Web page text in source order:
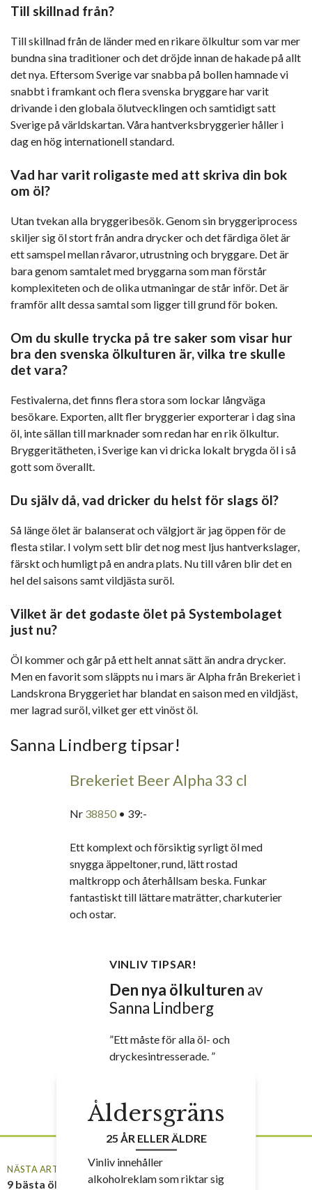
Till skillnad från?
Till skillnad från de länder med en rikare ölkultur som var mer
bundna sina traditioner och det dröjde innan de hakade på allt
det nya. Eftersom Sverige var snabba på bollen hamnade vi
snabbt i framkant och flera svenska bryggare har varit
drivande i den globala ölutvecklingen och samtidigt satt
Sverige på världskartan. Våra hantverksbryggerier håller i
dag en hög internationell standard.
Vad har varit roligaste med att skriva din bok
om öl?
Utan tvekan alla bryggeribesök. Genom sin bryggeriprocess
skiljer sig öl stort från andra drycker och det färdiga ölet är
ett samspel mellan råvaror, utrustning och bryggare. Det är
bara genom samtalet med bryggarna som man förstår
komplexiteten och de olika utmaningar de står inför. Det är
framför allt dessa samtal som ligger till grund för boken.
Om du skulle trycka på tre saker som visar hur
bra den svenska ölkulturen är, vilka tre skulle
det vara?
Festivalerna, det finns flera stora som lockar långväga
besökare. Exporten, allt fler bryggerier exporterar i dag sina
öl, inte sällan till marknader som redan har en rik ölkultur.
Bryggeritätheten, i Sverige kan vi dricka lokalt brygda öl i så
gott som överallt.
Du själv då, vad dricker du helst för slags öl?
Så länge ölet är balanserat och välgjort är jag öppen för de
flesta stilar. I volym sett blir det nog mest ljus hantverkslager,
färskt och humligt på en andra plats. Nu till våren blir det en
hel del saisons samt vildjästa suröl.
Vilket är det godaste ölet på Systembolaget
just nu?
Öl kommer och går på ett helt annat sätt än andra drycker.
Men en favorit som släppts nu i mars är Alpha från Brekeriet i
Landskrona Bryggeriet har blandat en saison med en vildjäst,
mer lagrad suröl, vilket ger ett vinöst öl.
Sanna Lindberg tipsar!
Brekeriet Beer Alpha 33 cl
Nr 38850 • 39:-
Ett komplext och försiktig syrligt öl med
snygga äppeltoner, rund, lätt rostad
maltkropp och återhållsam beska. Funkar
fantastiskt till lättare maträtter, charkuterier
och ostar.
VINLIV TIPSAR!
Den nya ölkulturen av
Sanna Lindberg
”Ett måste för alla öl- och
dryckesintresserade. ”
NÄSTA ARTIKEL
9 bästa ölen på
Åldersgräns
25 ÅR ELLER ÄLDRE
Vinliv innehåller
alkoholreklam som riktar sig